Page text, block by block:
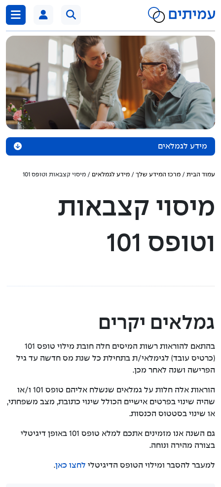
לדלג לתוכן
מידע לגמלאים
הפנסיה שלי
אישור חיים
עמוד הבית / מרכז המידע שלך / מידע לגמלאים / מיסוי קצבאות וטופס 101
מיסוי קצבאות
וטופס 101
גמלאים יקרים
בהתאם להוראות רשות המיסים חלה חובת מילוי טופס 101
(כרטיס עובד) לגימלאי/ת בתחילת כל שנת מס חדשה עד גיל
הפרישה ושנה לאחר מכן.
הוראות אלה חלות על גמלאים שנשלח אליהם טופס 101 ו/או
שהיה שינוי בפרטים אישיים הכולל שינוי כתובת, מצב משפחתי,
או שינוי בסטטוס הכנסות.
גם השנה אנו מזמינים אתכם למלא טופס 101 באופן דיגיטלי
בצורה מהירה ונוחה.
למעבר להסבר ומילוי הטופס הדיגיטלי לחצו כאן.